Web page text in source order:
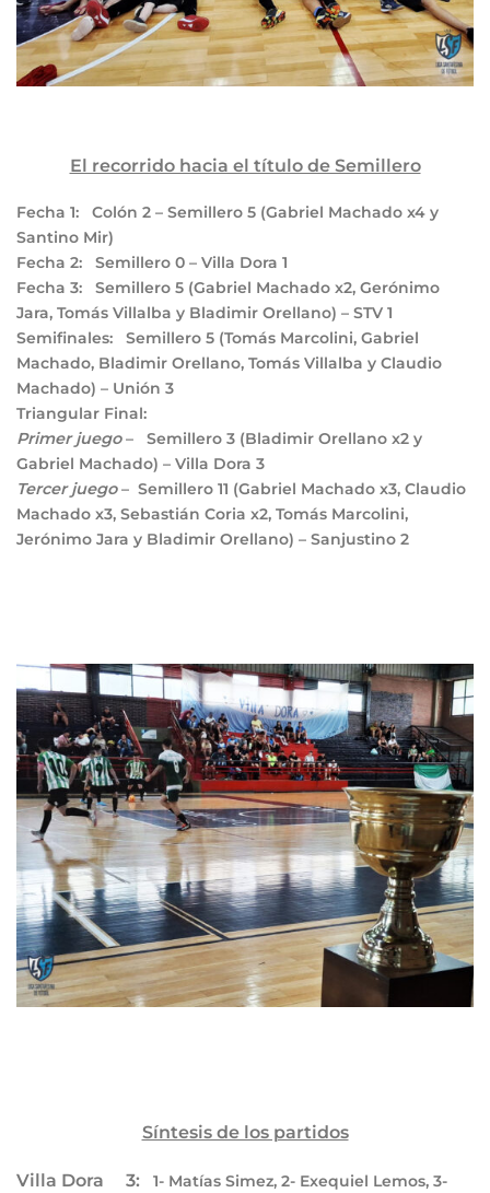
El recorrido hacia el título de Semillero
Fecha 1: Colón 2 – Semillero 5 (Gabriel Machado x4 y
Santino Mir)
Fecha 2: Semillero 0 – Villa Dora 1
Fecha 3: Semillero 5 (Gabriel Machado x2, Gerónimo
Jara, Tomás Villalba y Bladimir Orellano) – STV 1
Semifinales: Semillero 5 (Tomás Marcolini, Gabriel
Machado, Bladimir Orellano, Tomás Villalba y Claudio
Machado) – Unión 3
Triangular Final:
Primer juego– Semillero 3 (Bladimir Orellano x2 y
Gabriel Machado) – Villa Dora 3
Tercer juego– Semillero 11 (Gabriel Machado x3, Claudio
Machado x3, Sebastián Coria x2, Tomás Marcolini,
Jerónimo Jara y Bladimir Orellano) – Sanjustino 2
Síntesis de los partidos
Villa Dora 3: 1- Matías Simez, 2- Exequiel Lemos, 3-